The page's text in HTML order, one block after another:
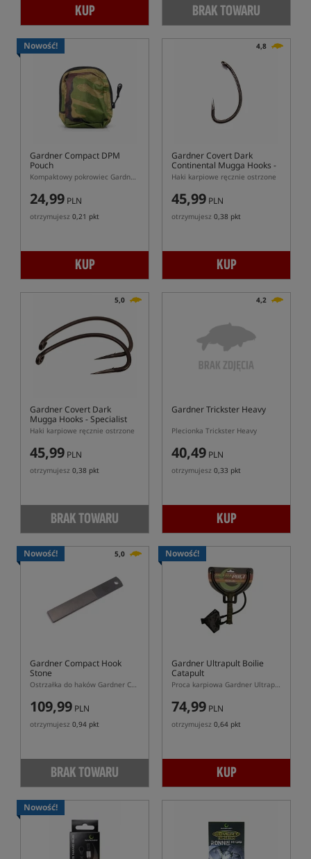
KUP BRAK TOWARU
Nowość!
Gardner Compact DPM
Pouch
Kompaktowy pokrowiec Gardner Compact DPM na drobne akcesoria
24,99 PLN
otrzymujesz 0,21 pkt
KUP
4,8
Gardner Covert Dark
Continental Mugga Hooks -
Specialist Hand Sharpened
Haki karpiowe ręcznie ostrzone
45,99 PLN
otrzymujesz 0,38 pkt
KUP
5,0
Gardner Covert Dark
Mugga Hooks - Specialist
Hand Sharpened
Haki karpiowe ręcznie ostrzone
45,99 PLN
otrzymujesz 0,38 pkt
BRAK TOWARU
4,2
Gardner Trickster Heavy
Plecionka Trickster Heavy
40,49 PLN
otrzymujesz 0,33 pkt
KUP
Nowość! 5,0
Gardner Compact Hook
Stone
Ostrzałka do haków Gardner Compact Hook Stone
109,99 PLN
otrzymujesz 0,94 pkt
BRAK TOWARU
Nowość!
Gardner Ultrapult Boilie
Catapult
Proca karpiowa Gardner Ultrapult Boilie do nęcenia kulkami proteinowymi
74,99 PLN
otrzymujesz 0,64 pkt
KUP
Nowość!